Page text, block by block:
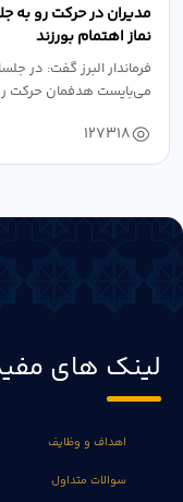
مدیران در حرکت رو به
نماز اهتمام بورزند
فرماندار البرز گفت: در
می‌بایست هدفمان حرکت
127318
لینک های
اهداف و وظایف
سوالات متداول